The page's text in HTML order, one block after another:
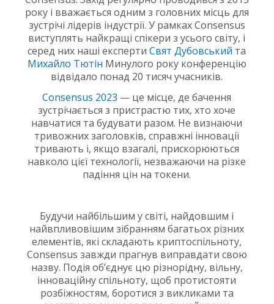
року і вважається одним з головних місць для
зустрічі лідерів індустрії. У рамках Consensus
виступлять найкращі спікери з усього світу, і
серед них наші експертиСвят Дубовський та
Михайло Тютін Минулого року конференцію
відвідало понад 20 тисяч учасників.
Consensus 2023 — це місце, де бачення
зустрічається з пристрастю тих, хто хоче
навчатися та будувати разом. Не визнаючи
тривожних заголовків, справжні інновації
тривають і, якщо взагалі, прискорюються
навколо цієї технології, незважаючи на різке
падіння цін на токени.
Будучи найбільшим у світі, найдовшим і
найвпливовішим зібранням багатьох різних
елементів, які складають криптоспільноту,
Consensus завжди прагнув виправдати свою
назву. Подія об’єднує цю різнорідну, вільну,
інноваційну спільноту, щоб протистояти
розбіжностям, боротися з викликами та